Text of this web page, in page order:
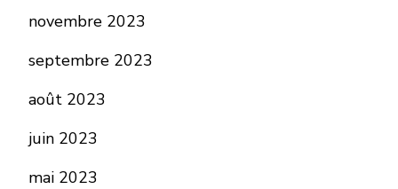
novembre 2023
septembre 2023
août 2023
juin 2023
mai 2023